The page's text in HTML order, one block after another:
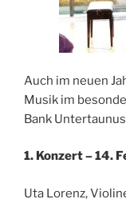
Auch im neuen
Musik im
Bank
1. Konzert – 14.
Uta Lorenz,